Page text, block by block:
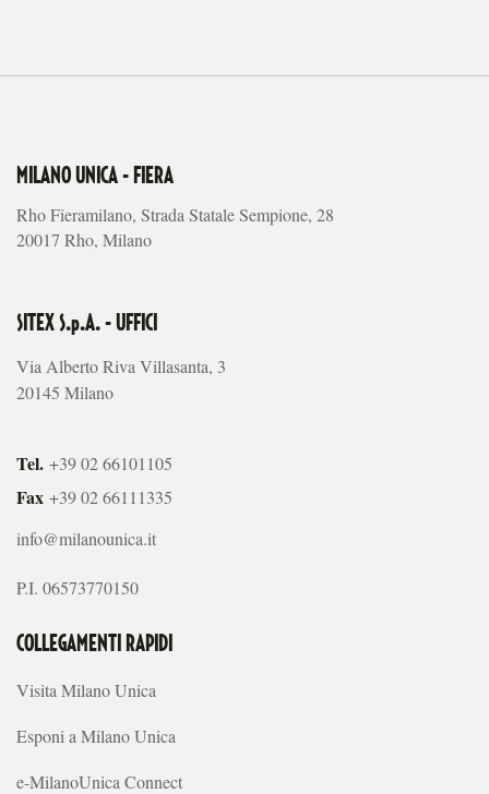
MILANO UNICA - FIERA
Rho Fieramilano, Strada Statale Sempione, 28
20017 Rho, Milano
SITEX S.p.A. - UFFICI
Via Alberto Riva Villasanta, 3
20145 Milano
Tel. +39 02 66101105
Fax +39 02 66111335
info@milanounica.it
P.I. 06573770150
COLLEGAMENTI RAPIDI
Visita Milano Unica
Esponi a Milano Unica
e-MilanoUnica Connect